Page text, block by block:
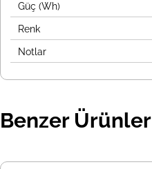
Güç (Wh)
Renk
Notlar
Benzer Ürünler